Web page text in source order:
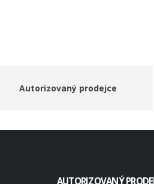
Autorizovaný prodejce
AUTORIZOVANÝ